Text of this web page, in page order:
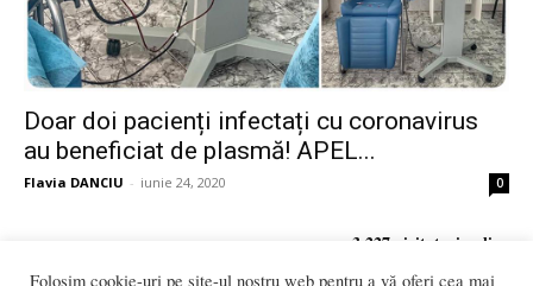
Doar doi pacienți infectați cu coronavirus
au beneficiat de plasmă! APEL...
Flavia DANCIU - iunie 24, 2020 0
3.227 vizitatori online
Folosim cookie-uri pe site-ul nostru web pentru a vă oferi cea mai